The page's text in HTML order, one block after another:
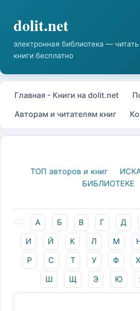
Главная - Книги на dolit.net
Авторам и читателям книг
ТОП авторов и книг
БИБЛИОТЕКЕ
А Б В Г Д
И
Й К Л М
Р
С Т У Ф Х
Ш
Щ Э Ю